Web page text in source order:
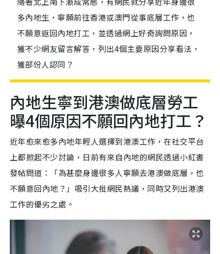
多內地生，寧願前往香港或澳門從事底層工作，也
不願意返回內地打工，並透過網上好奇詢問原因，
獲不少網友留言解答，列出4個主要原因分享看法，
獲部份人認同？
內地生寧到港澳做底層勞工
曝4個原因不願回內地打工？
近年愈來愈多內地年輕人選擇到港澳工作，在社交平台
上都掀起不少討論，日前有來自內地的網民透過小紅書
發帖問道：「為甚麼身邊很多人寧願去港澳做底層，也
不願意回內地？」吸引大批網民熱議，同時又列出港澳
工作的優劣之處。